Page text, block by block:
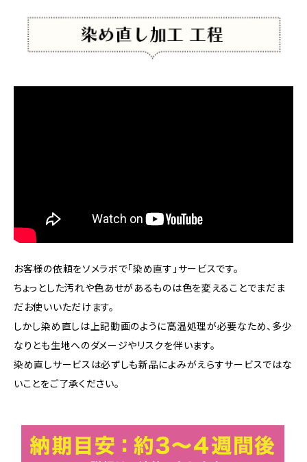
お客様の依頼をソメラボで「染め直す」サービスです。
ちょっとした汚れや色あせがあるものは色を変えることでまだま
だお使いいただけます。
しかし染め直しは上記動画のように高温処理が必要なため、多少
なりとも生地へのダメージやリスクを伴います。
染め直しサービスは必ずしも新品によみがえらすサービスではな
いことをご了承ください。